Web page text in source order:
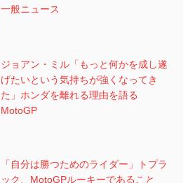
一般ニュース
ジョアン・ミル「もっと何かを成し遂
げたいという気持ちが強くなってき
た」ホンダを離れる理由を語る
MotoGP
「自分は勝つためのライダー」トプラ
ック、MotoGPルーキーであること